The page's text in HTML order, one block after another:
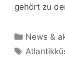
gehört zu
News &